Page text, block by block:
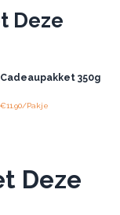
Deze
350g
Pakje
Deze